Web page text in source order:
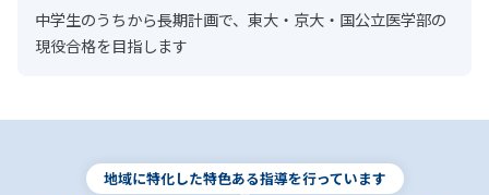
中学生のうちから長期計画で、東大・京大・国公立医学部の
現役合格を目指します
地域に特化した特色ある指導を行っています